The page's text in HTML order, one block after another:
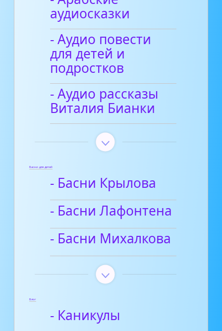
аудиосказки
- Аудио повести
для детей и
подростков
- Аудио рассказы
Виталия Бианки
Басни для детей
- Басни Крылова
- Басни Лафонтена
- Басни Михалкова
Блог
- Каникулы